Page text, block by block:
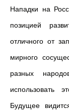
Нападки на
позицией
отличного от
мирного
разных
использовать
Будущее